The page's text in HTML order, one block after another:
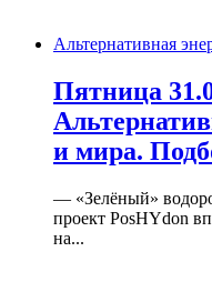
Альтернативная
Пятница
и мира.
— «Зелёный»
проект PosHYdon
на...